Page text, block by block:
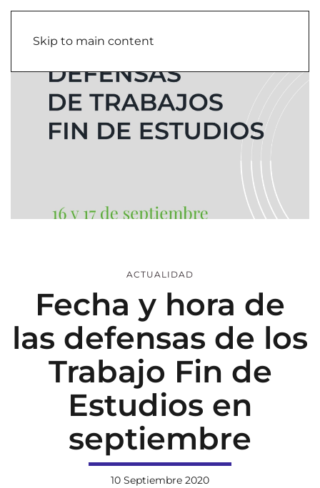
Skip to main content
ACTUALIDAD
Fecha y hora de
las defensas de los
Trabajo Fin de
Estudios en
septiembre
10 Septiembre 2020